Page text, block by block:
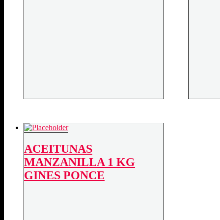
ACEITUNAS
MANZANILLA 1 KG
GINES PONCE